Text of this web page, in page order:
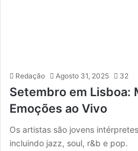
Redação Agosto 31, 2025 32
Setembro em Lisboa:
Emoções ao Vivo
Os artistas são jovens
incluindo jazz, soul, r&b e pop.